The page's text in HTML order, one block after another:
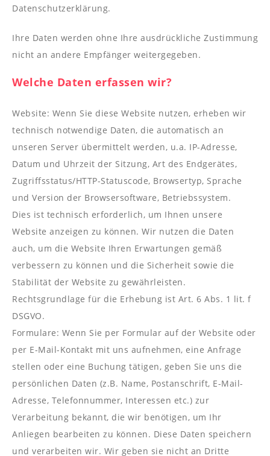
----
----
Datenschutzerklärung.
Ihre Daten werden ohne Ihre ausdrückliche Zustimmung
nicht an andere Empfänger weitergegeben.
Welche Daten erfassen wir?
Website: Wenn Sie diese Website nutzen, erheben wir
technisch notwendige Daten, die automatisch an
unseren Server übermittelt werden, u.a. IP-Adresse,
Datum und Uhrzeit der Sitzung, Art des Endgerätes,
Zugriffsstatus/HTTP-Statuscode, Browsertyp, Sprache
und Version der Browsersoftware, Betriebssystem.
Dies ist technisch erforderlich, um Ihnen unsere
Website anzeigen zu können. Wir nutzen die Daten
auch, um die Website Ihren Erwartungen gemäß
verbessern zu können und die Sicherheit sowie die
Stabilität der Website zu gewährleisten.
Rechtsgrundlage für die Erhebung ist Art. 6 Abs. 1 lit. f
DSGVO.
Formulare: Wenn Sie per Formular auf der Website oder
per E-Mail-Kontakt mit uns aufnehmen, eine Anfrage
stellen oder eine Buchung tätigen, geben Sie uns die
persönlichen Daten (z.B. Name, Postanschrift, E-Mail-
Adresse, Telefonnummer, Interessen etc.) zur
Verarbeitung bekannt, die wir benötigen, um Ihr
Anliegen bearbeiten zu können. Diese Daten speichern
und verarbeiten wir. Wir geben sie nicht an Dritte